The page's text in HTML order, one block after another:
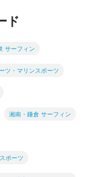
ド
サーフィン
ツ・マリンスポーツ
湘南・鎌倉 サーフィン
ポーツ